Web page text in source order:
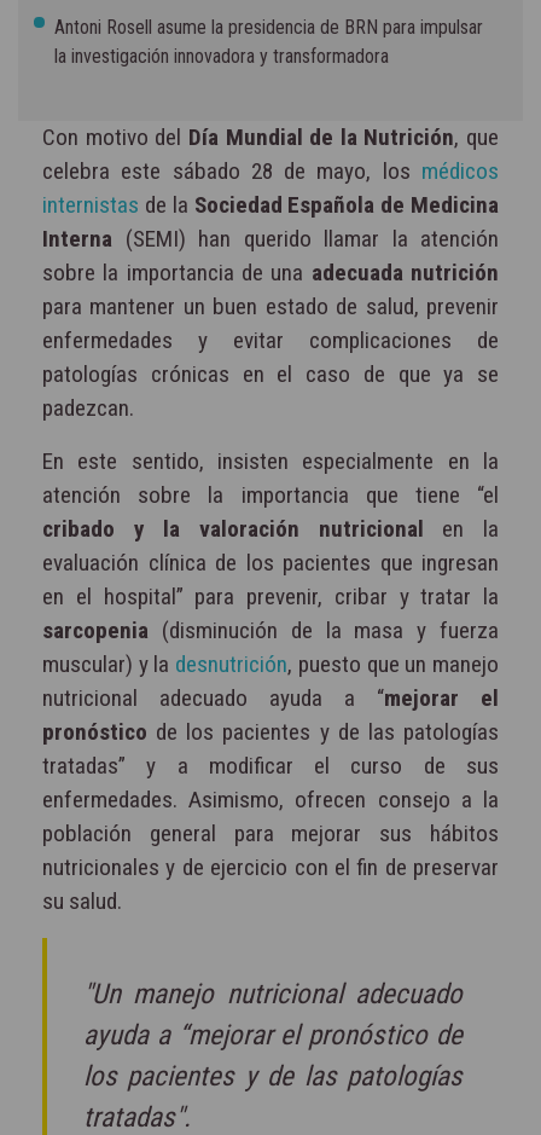
Antoni Rosell asume la presidencia de BRN para impulsar
la investigación innovadora y transformadora
Con motivo del Día Mundial de la Nutrición, que
celebra este sábado 28 de mayo, los médicos
internistas de la Sociedad Española de Medicina
Interna (SEMI) han querido llamar la atención
sobre la importancia de una adecuada nutrición
para mantener un buen estado de salud, prevenir
enfermedades y evitar complicaciones de
patologías crónicas en el caso de que ya se
padezcan.
En este sentido, insisten especialmente en la
atención sobre la importancia que tiene “el
cribado y la valoración nutricional en la
evaluación clínica de los pacientes que ingresan
en el hospital” para prevenir, cribar y tratar la
sarcopenia (disminución de la masa y fuerza
muscular) y la desnutrición, puesto que un manejo
nutricional adecuado ayuda a “mejorar el
pronóstico de los pacientes y de las patologías
tratadas” y a modificar el curso de sus
enfermedades. Asimismo, ofrecen consejo a la
población general para mejorar sus hábitos
nutricionales y de ejercicio con el fin de preservar
su salud.
"Un manejo nutricional adecuado
ayuda a “mejorar el pronóstico de
los pacientes y de las patologías
tratadas".